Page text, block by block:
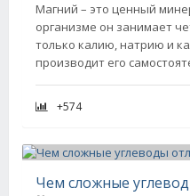
Магний – это ценный
организме он занимает
только калию, натрию и
производит его
+574